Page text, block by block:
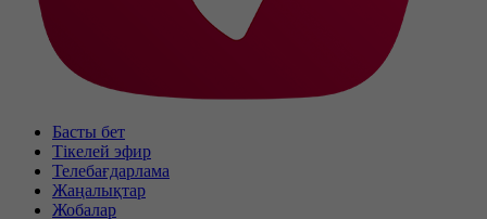
Басты бет
Тікелей эфир
Телебағдарлама
Жаңалықтар
Жобалар